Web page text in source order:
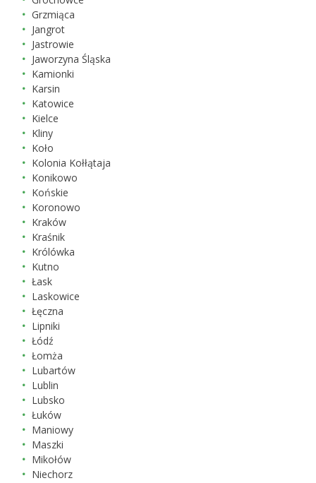
Grzmiąca
Jangrot
Jastrowie
Jaworzyna Śląska
Kamionki
Karsin
Katowice
Kielce
Kliny
Koło
Kolonia Kołłątaja
Konikowo
Końskie
Koronowo
Kraków
Kraśnik
Królówka
Kutno
Łask
Laskowice
Łęczna
Lipniki
Łódź
Łomża
Lubartów
Lublin
Lubsko
Łuków
Maniowy
Maszki
Mikołów
Niechorz